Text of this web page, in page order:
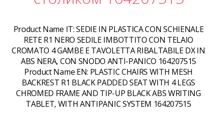
Product Name IT:SEDIE IN PLASTICA CON SCHIENALE
RETE R1 NERO SEDILE IMBOTTITO CON TELAIO
CROMATO 4 GAMBE E TAVOLETTA RIBALTABILE DX IN
ABS NERA, CON SNODO ANTI-PANICO 164207515
Product Name EN: PLASTIC CHAIRS WITH MESH
BACKREST R1 BLACK PADDED SEAT WITH 4 LEGS
CHROMED FRAME AND TIP-UP BLACK ABS WRITING
TABLET, WITH ANTIPANIC SYSTEM 164207515